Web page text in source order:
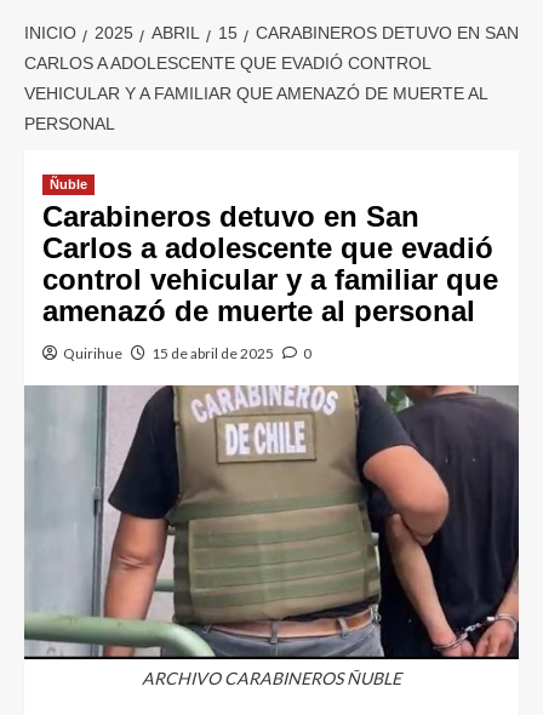
INICIO 2025 ABRIL 15
CARABINEROS DETUVO EN SAN
CARLOS A ADOLESCENTE QUE EVADIÓ CONTROL
VEHICULAR Y A FAMILIAR QUE AMENAZÓ DE MUERTE AL
PERSONAL
Ñuble
Carabineros detuvo en San
Carlos a adolescente que evadió
control vehicular y a familiar que
amenazó de muerte al personal
Quirihue 15 de abril de 2025 0
ARCHIVO CARABINEROS ÑUBLE